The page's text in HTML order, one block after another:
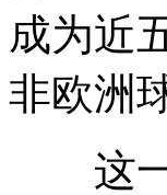
成为近
非欧洲
这一